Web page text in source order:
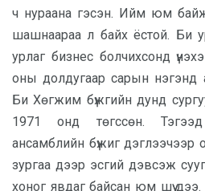
ч нураана гэсэн. Ийм юм
шашнаараа л байх ёстой. Би
урлаг бизнес болчихсонд
оны долдугаар сарын нэгэнд
Би Хөгжим бүжгийн дунд
1971 онд төгссөн.
ансамблийн бүжиг дэглээчээр
зургаа дээр эсгий дэвсэж
хоног явдаг байсан юм шүү дээ.